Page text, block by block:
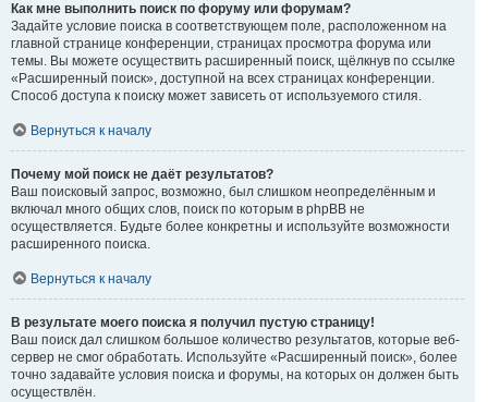
Как мне выполнить поиск по форуму или форумам?
Задайте условие поиска в соответствующем поле, расположенном на
главной странице конференции, страницах просмотра форума или
темы. Вы можете осуществить расширенный поиск, щёлкнув по ссылке
«Расширенный поиск», доступной на всех страницах конференции.
Способ доступа к поиску может зависеть от используемого стиля.
Вернуться к началу
Почему мой поиск не даёт результатов?
Ваш поисковый запрос, возможно, был слишком неопределённым и
включал много общих слов, поиск по которым в phpBB не
осуществляется. Будьте более конкретны и используйте возможности
расширенного поиска.
Вернуться к началу
В результате моего поиска я получил пустую страницу!
Ваш поиск дал слишком большое количество результатов, которые веб-
сервер не смог обработать. Используйте «Расширенный поиск», более
точно задавайте условия поиска и форумы, на которых он должен быть
осуществлён.